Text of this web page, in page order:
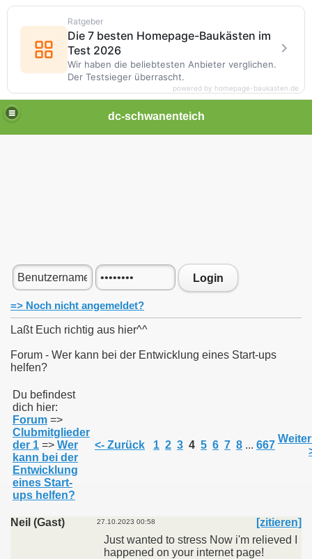
dc-schwanenteich
Login
=> Noch nicht angemeldet?
Laßt Euch richtig aus hier^^
Forum - Wer kann bei der Entwicklung eines Start-ups
helfen?
Du befindest
dich hier:
Forum =>
Clubmitglieder
der 1 => Wer
kann bei der
Entwicklung
eines Start-
ups helfen?
<- Zurück 1 2 3 4 5 6 7 8 ... 667
Neil (Gast) 27.10.2023 00:58
[zitieren]
Just wanted to stress Now i'm relieved I
happened on your internet page!
Ratgeber
Die 7 besten Homepage-Baukästen im
Test 2026
Wir haben die beliebtesten Anbieter verglichen.
Der Testsieger überrascht.
powered by homepage-baukasten.de